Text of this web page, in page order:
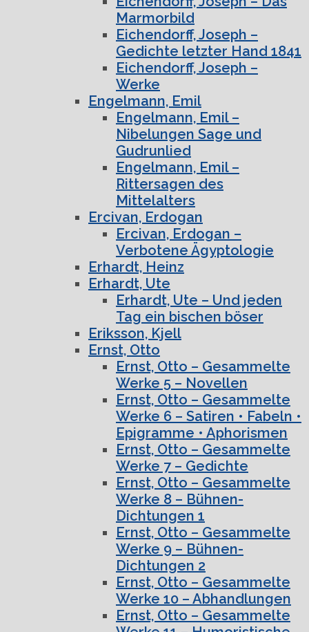
Marmorbild
Eichendorff, Joseph –
Gedichte letzter Hand 1841
Eichendorff, Joseph –
Werke
Engelmann, Emil
Engelmann, Emil –
Nibelungen Sage und
Gudrunlied
Engelmann, Emil –
Rittersagen des
Mittelalters
Ercivan, Erdogan
Ercivan, Erdogan –
Verbotene Ägyptologie
Erhardt, Heinz
Erhardt, Ute
Erhardt, Ute – Und jeden
Tag ein bischen böser
Eriksson, Kjell
Ernst, Otto
Ernst, Otto – Gesammelte
Werke 5 – Novellen
Ernst, Otto – Gesammelte
Werke 6 – Satiren • Fabeln •
Epigramme • Aphorismen
Ernst, Otto – Gesammelte
Werke 7 – Gedichte
Ernst, Otto – Gesammelte
Werke 8 – Bühnen-
Dichtungen 1
Ernst, Otto – Gesammelte
Werke 9 – Bühnen-
Dichtungen 2
Ernst, Otto – Gesammelte
Werke 10 – Abhandlungen
Ernst, Otto – Gesammelte